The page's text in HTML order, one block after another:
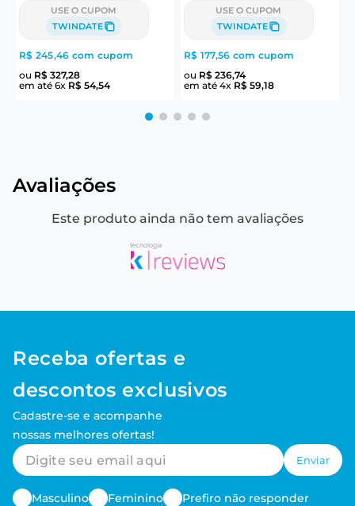
USE O CUPOM
TWINDATE
R$ 245,46 com cupom
ou R$ 327,28
em até 6x R$ 54,54
USE O CUPOM
TWINDATE
R$ 177,56 com cupom
ou R$ 236,74
em até 4x R$ 59,18
Avaliações
Este produto ainda não tem avaliações
Receba ofertas e
descontos exclusivos
Cadastre-se e acompanhe
nossas melhores ofertas!
Enviar
Masculino Feminino Prefiro não responder